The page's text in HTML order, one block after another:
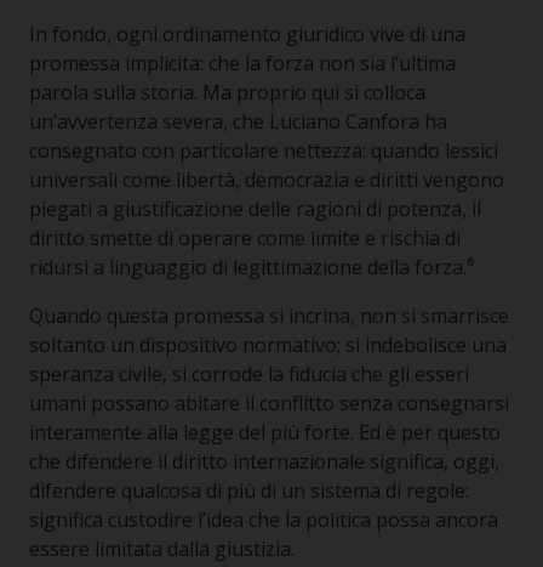
In fondo, ogni ordinamento giuridico vive di una
promessa implicita: che la forza non sia l’ultima
parola sulla storia. Ma proprio qui si colloca
un’avvertenza severa, che Luciano Canfora ha
consegnato con particolare nettezza: quando lessici
universali come libertà, democrazia e diritti vengono
piegati a giustificazione delle ragioni di potenza, il
diritto smette di operare come limite e rischia di
ridursi a linguaggio di legittimazione della forza.⁶
Quando questa promessa si incrina, non si smarrisce
soltanto un dispositivo normativo; si indebolisce una
speranza civile, si corrode la fiducia che gli esseri
umani possano abitare il conflitto senza consegnarsi
interamente alla legge del più forte. Ed è per questo
che difendere il diritto internazionale significa, oggi,
difendere qualcosa di più di un sistema di regole:
significa custodire l’idea che la politica possa ancora
essere limitata dalla giustizia.